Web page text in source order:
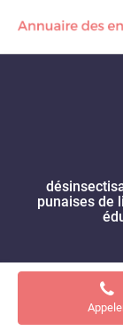
punaises de